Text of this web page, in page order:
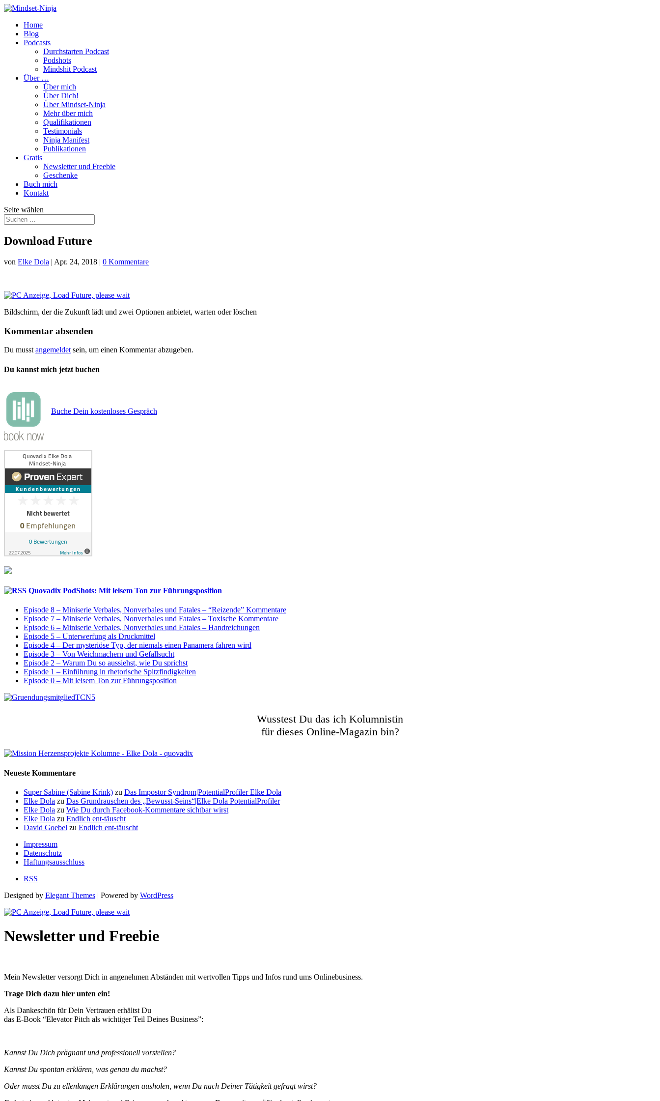
Home
Blog
Podcasts
Durchstarten Podcast
Podshots
Mindshit Podcast
Über …
Über mich
Über Dich!
Über Mindset-Ninja
Mehr über mich
Qualifikationen
Testimonials
Ninja Manifest
Publikationen
Gratis
Newsletter und Freebie
Geschenke
Buch mich
Kontakt
Seite wählen
Download Future
von Elke Dola | Apr. 24, 2018 | 0 Kommentare
Bildschirm, der die Zukunft lädt und zwei Optionen anbietet, warten oder löschen
Kommentar absenden
Du musst angemeldet sein, um einen Kommentar abzugeben.
Du kannst mich jetzt buchen
Buche Dein kostenloses Gespräch
Quovadix PodShots: Mit leisem Ton zur Führungsposition
Episode 8 – Miniserie Verbales, Nonverbales und Fatales – “Reizende” Kommentare
Episode 7 – Miniserie Verbales, Nonverbales und Fatales – Toxische Kommentare
Episode 6 – Miniserie Verbales, Nonverbales und Fatales – Handreichungen
Episode 5 – Unterwerfung als Druckmittel
Episode 4 – Der mysteriöse Typ, der niemals einen Panamera fahren wird
Episode 3 – Von Weichmachern und Gefallsucht
Episode 2 – Warum Du so aussiehst, wie Du sprichst
Episode 1 – Einführung in rhetorische Spitzfindigkeiten
Episode 0 – Mit leisem Ton zur Führungsposition
Wusstest Du das ich Kolumnistin
für dieses Online-Magazin bin?
Neueste Kommentare
Super Sabine (Sabine Krink) zu Das Impostor Syndrom|PotentialProfiler Elke Dola
Elke Dola zu Das Grundrauschen des „Bewusst-Seins“|Elke Dola PotentialProfiler
Elke Dola zu Wie Du durch Facebook-Kommentare sichtbar wirst
Elke Dola zu Endlich ent-täuscht
David Goebel zu Endlich ent-täuscht
Impressum
Datenschutz
Haftungsausschluss
RSS
Designed by Elegant Themes | Powered by WordPress
Newsletter und Freebie
Mein Newsletter versorgt Dich in angenehmen Abständen mit wertvollen Tipps und Infos rund ums Onlinebusiness.
Trage Dich dazu hier unten ein!
Als Dankeschön für Dein Vertrauen erhältst Du
das E-Book “Elevator Pitch als wichtiger Teil Deines Business”:
Kannst Du Dich prägnant und professionell vorstellen?
Kannst Du spontan erklären, was genau du machst?
Oder musst Du zu ellenlangen Erklärungen ausholen, wenn Du nach Deiner Tätigkeit gefragt wirst?